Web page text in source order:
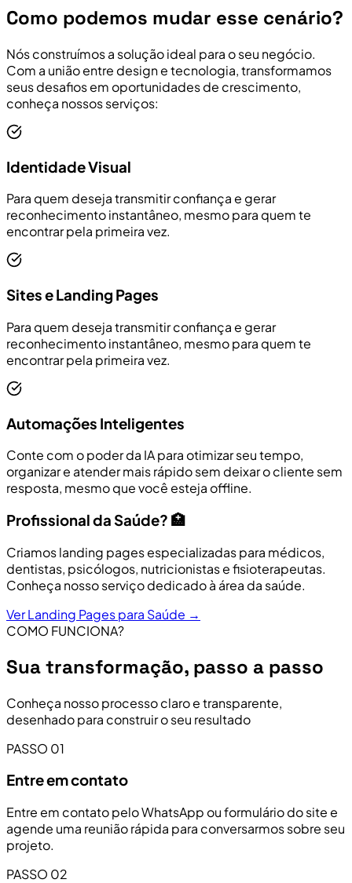
Como podemos mudar esse cenário?
Nós construímos a solução ideal para o seu negócio.
Com a união entre design e tecnologia, transformamos
seus desafios em oportunidades de crescimento,
conheça nossos serviços:
Identidade Visual
Para quem deseja transmitir confiança e gerar
reconhecimento instantâneo, mesmo para quem te
encontrar pela primeira vez.
Sites e Landing Pages
Para quem deseja transmitir confiança e gerar
reconhecimento instantâneo, mesmo para quem te
encontrar pela primeira vez.
Automações Inteligentes
Conte com o poder da IA para otimizar seu tempo,
organizar e atender mais rápido sem deixar o cliente sem
resposta, mesmo que você esteja offline.
Profissional da Saúde? 🏥
Criamos landing pages especializadas para médicos,
dentistas, psicólogos, nutricionistas e fisioterapeutas.
Conheça nosso serviço dedicado à área da saúde.
Ver Landing Pages para Saúde →
COMO FUNCIONA?
Sua transformação, passo a passo
Conheça nosso processo claro e transparente,
desenhado para construir o seu resultado
PASSO 01
Entre em contato
Entre em contato pelo WhatsApp ou formulário do site e
agende uma reunião rápida para conversarmos sobre seu
projeto.
PASSO 02